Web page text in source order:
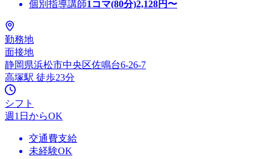
個別指導講師1コマ(80分)2,128円〜
勤務地
面接地
静岡県浜松市中央区佐鳴台6-26-7
高塚駅 徒歩23分
シフト
週1日からOK
交通費支給
未経験OK